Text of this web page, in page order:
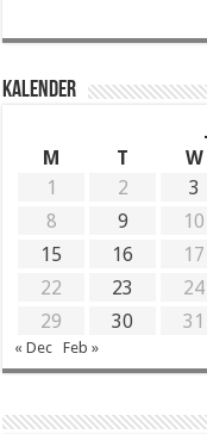
KALENDER
M
T W
1
2 3
8
9 10
15
16 17
22
23 24
29
30 31
« Dec Feb »